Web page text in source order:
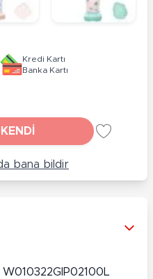
Kredi Kartı
Banka Kartı
bana bildir
W010322GIP02100L